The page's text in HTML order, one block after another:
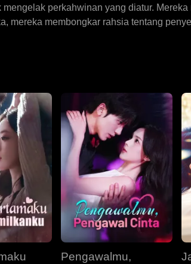
perkahwinan yang diatur. Mereka
mereka membongkar rahsia tentang
Pengawalmu,